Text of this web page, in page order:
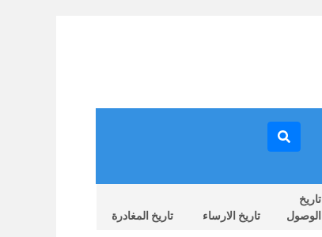
تاريخ
الوصول
تاريخ الارساء تاريخ المغادرة